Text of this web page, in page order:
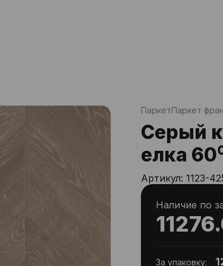
ПаркетПаркет
Серый
елка
Артикул:1123-
Наличие по
За упаковку: